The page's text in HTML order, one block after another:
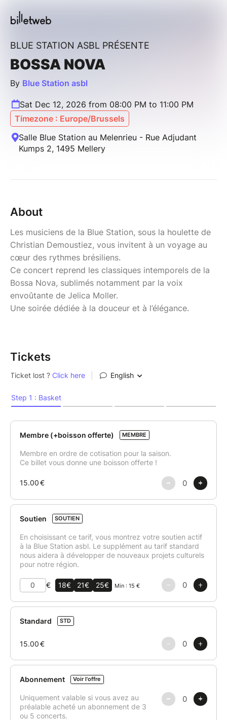
BLUE STATION ASBL PRÉSENTE
BOSSA NOVA
By Blue Station asbl
Sat Dec 12, 2026 from 08:00 PM to 11:00 PM
Timezone : Europe/Brussels
Salle Blue Station au Melenrieu - Rue Adjudant
Kumps 2, 1495 Mellery
About
Les musiciens de la Blue Station, sous la houlette de
Christian Demoustiez, vous invitent à un voyage au
cœur des rythmes brésiliens.
Ce concert reprend les classiques intemporels de la
Bossa Nova, sublimés notamment par la voix
envoûtante de Jelica Moller.
Une soirée dédiée à la douceur et à l’élégance.
Tickets